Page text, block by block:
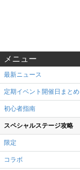
メニュー
最新ニュース
定期イベント開催日まとめ
初心者指南
スペシャルステージ攻略
限定
コラボ